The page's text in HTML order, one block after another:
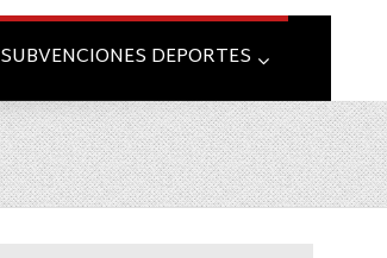
SUBVENCIONES DEPORTES